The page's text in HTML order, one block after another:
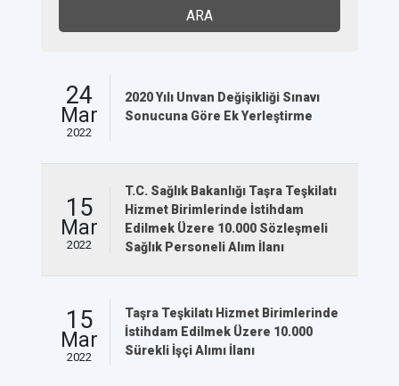
ARA
24
Mar
2022
2020 Yılı Unvan Değişikliği Sınavı
Sonucuna Göre Ek Yerleştirme
15
Mar
2022
T.C. Sağlık Bakanlığı Taşra Teşkilatı
Hizmet Birimlerinde İstihdam
Edilmek Üzere 10.000 Sözleşmeli
Sağlık Personeli Alım İlanı
15
Mar
2022
Taşra Teşkilatı Hizmet Birimlerinde
İstihdam Edilmek Üzere 10.000
Sürekli İşçi Alımı İlanı